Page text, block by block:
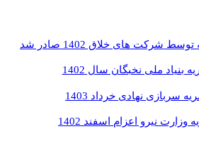
های خلاق 1402 صادر شد
ملی نخبگان سال 1402
نهادی خرداد 1403
نیرو اعزام اسفند 1402